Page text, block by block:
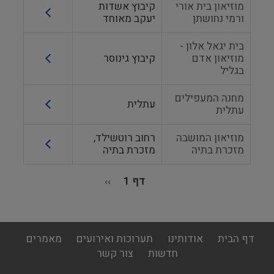
מוזיאון בית אורי
ורמי נחושתן
קיבוץ אשדות
יעקב מאוחד
בית יגאל אלון -
מוזיאון אדם
בגליל
קיבוץ גינוסר
מחנה המעפילים
עתלית
עתלית
מוזיאון המושבה
מזכרת בתיה
רחוב רוטשילד,
מזכרת בתיה
דף 1
הדף
››
footer
menu
דף הבית אודותינו תערוכות ואירועים
מאמרים
חדשות
צור קשר